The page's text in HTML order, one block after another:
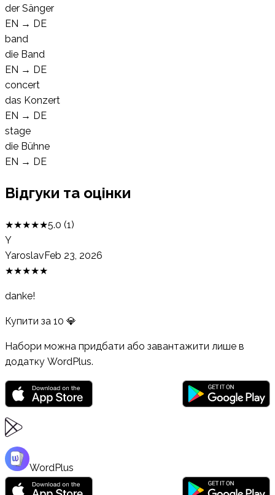
der Sänger
EN → DE
band
die Band
EN → DE
concert
das Konzert
EN → DE
stage
die Bühne
EN → DE
Відгуки та оцінки
★★★★★5.0 (1)
Y
YaroslavFeb 23, 2026
★★★★★
danke!
Купити за 10 💎
Набори можна придбати або завантажити лише в
додатку WordPlus.
WordPlus